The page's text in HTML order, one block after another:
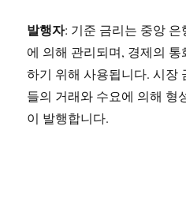
발행자: 기준 금리는 중앙
에 의해 관리되며, 경제의
하기 위해 사용됩니다. 시장
들의 거래와 수요에 의해 형
이 발행합니다.